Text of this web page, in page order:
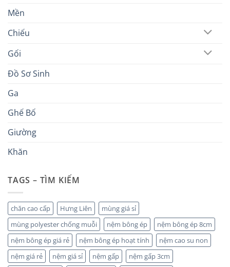
Mền
Chiếu
Gối
Đồ Sơ Sinh
Ga
Ghế Bố
Giường
Khăn
TAGS – TÌM KIẾM
chăn cao cấp Hưng Liên
mùng giá sỉ
mùng polyester chống muỗi
nệm bông ép
nệm bông ép 8cm
nệm bông ép giá rẻ
nệm bông ép hoạt tính
nệm cao su non
nệm giá rẻ
nệm giá sỉ nệm gấp
nệm gấp 3cm